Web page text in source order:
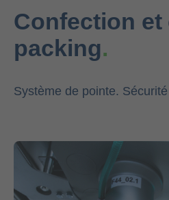
Produits
Contact
Confection et
packing.
Système de pointe.